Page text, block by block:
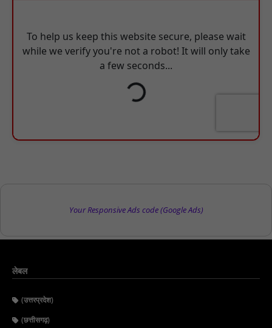
Your Responsive Ads code (Google Ads)
लेबल
(उत्तरप्रदेश)
(छत्तीसगढ़)